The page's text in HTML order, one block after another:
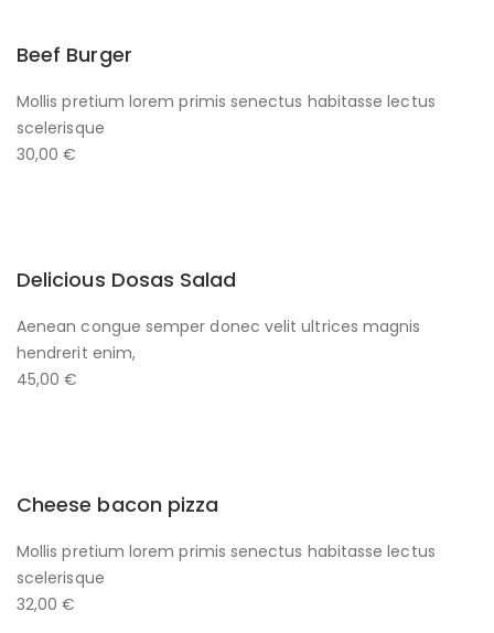
Beef Burger
Mollis pretium lorem primis senectus habitasse lectus
scelerisque
30,00 €
Delicious Dosas Salad
Aenean congue semper donec velit ultrices magnis
hendrerit enim,
45,00 €
Cheese bacon pizza
Mollis pretium lorem primis senectus habitasse lectus
scelerisque
32,00 €